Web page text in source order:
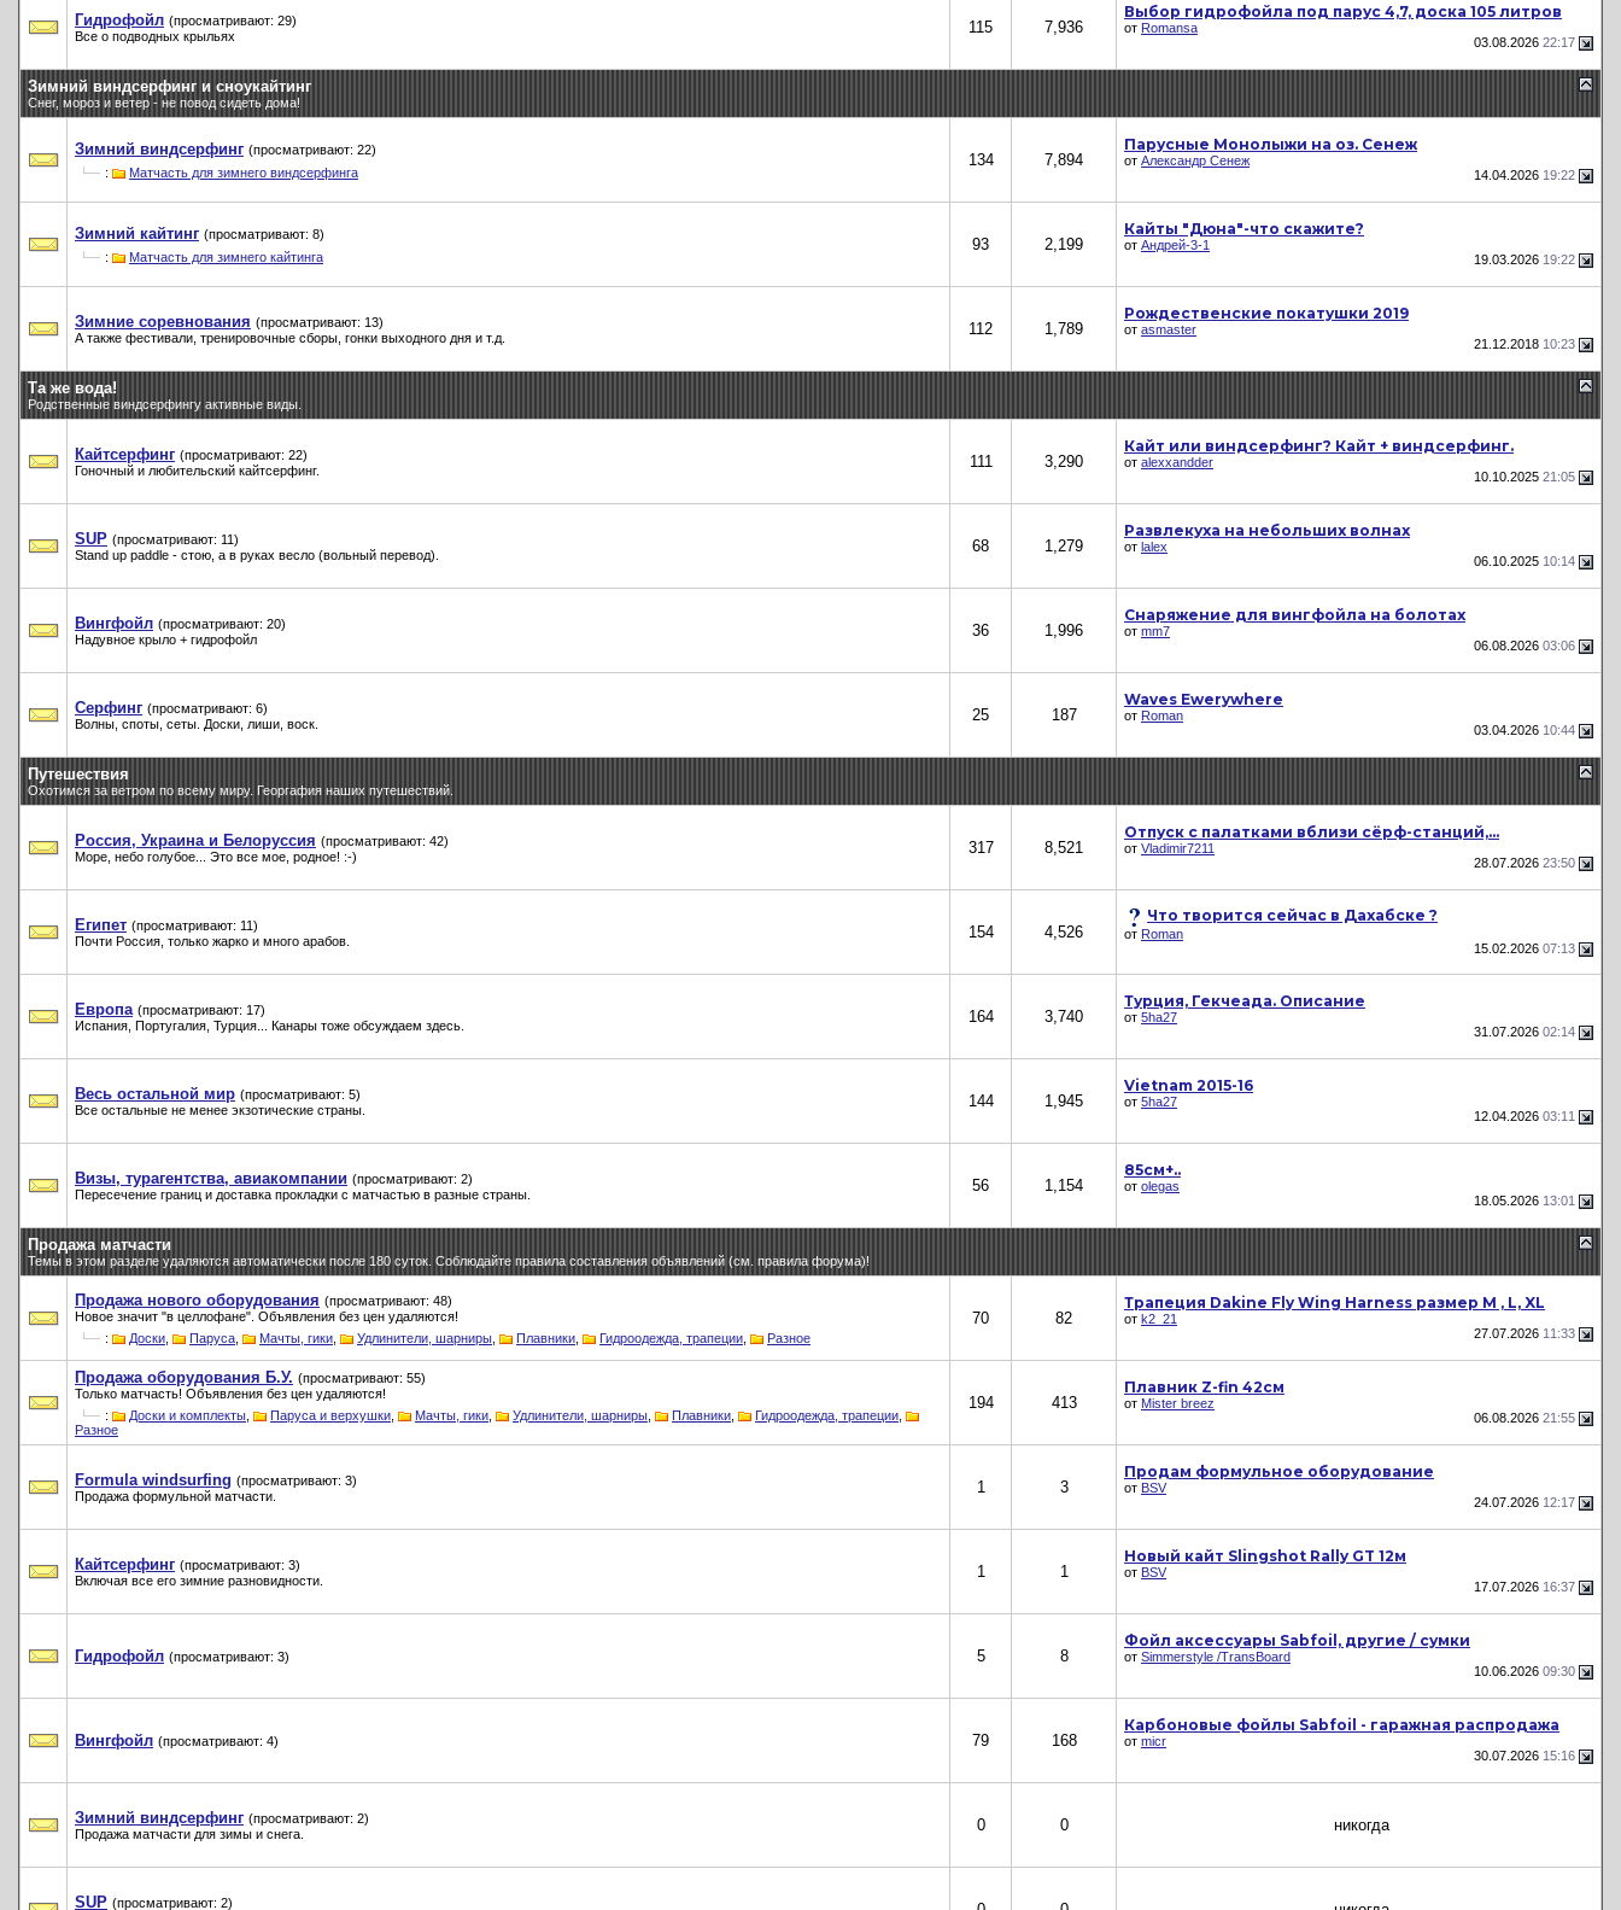
Гидрофойл (просматривают: 29)
Все о подводных крыльях
115 7,936
Выбор гидрофойла под парус 4,7, доска 105 литров
от Romansa
03.08.2026 22:17
Зимний виндсерфинг и сноукайтинг
Снег, мороз и ветер - не повод сидеть дома!
Зимний виндсерфинг (просматривают: 22)
:
Матчасть для зимнего виндсерфинга
134 7,894
Парусные Монолыжи на оз. Сенеж
от Александр Сенеж
14.04.2026 19:22
Зимний кайтинг (просматривают: 8)
:
Матчасть для зимнего кайтинга
93 2,199
Кайты "Дюна"-что скажите?
от Андрей-3-1
19.03.2026 19:22
Зимние соревнования (просматривают: 13)
А также фестивали, тренировочные сборы, гонки выходного дня и т.д.
112 1,789
Рождественские покатушки 2019
от asmaster
21.12.2018 10:23
Та же вода!
Родственные виндсерфингу активные виды.
Кайтсерфинг (просматривают: 22)
Гоночный и любительский кайтсерфинг.
111 3,290
Кайт или виндсерфинг? Кайт + виндсерфинг.
от alexxandder
10.10.2025 21:05
SUP (просматривают: 11)
Stand up paddle - стою, а в руках весло (вольный перевод).
68 1,279
Развлекуха на небольших волнах
от lalex
06.10.2025 10:14
Вингфойл (просматривают: 20)
Надувное крыло + гидрофойл
36 1,996
Снаряжение для вингфойла на болотах
от mm7
06.08.2026 03:06
Серфинг (просматривают: 6)
Волны, споты, сеты. Доски, лиши, воск.
25 187
Waves Ewerywhere
от Roman
03.04.2026 10:44
Путешествия
Охотимся за ветром по всему миру. Георгафия наших путешествий.
Россия, Украина и Белоруссия (просматривают: 42)
Море, небо голубое... Это все мое, родное! :-)
317 8,521
Отпуск с палатками вблизи сёрф-станций,...
от Vladimir7211
28.07.2026 23:50
Египет (просматривают: 11)
Почти Россия, только жарко и много арабов.
154 4,526
Что творится сейчас в Дахабске ?
от Roman
15.02.2026 07:13
Европа (просматривают: 17)
Испания, Португалия, Турция... Канары тоже обсуждаем здесь.
164 3,740
Турция, Гекчеада. Описание
от 5ha27
31.07.2026 02:14
Весь остальной мир (просматривают: 5)
Все остальные не менее экзотические страны.
144 1,945
Vietnam 2015-16
от 5ha27
12.04.2026 03:11
Визы, турагентства, авиакомпании (просматривают: 2)
Пересечение границ и доставка прокладки с матчастью в разные страны.
56 1,154
85см+..
от olegas
18.05.2026 13:01
Продажа матчасти
Темы в этом разделе удаляются автоматически после 180 суток. Соблюдайте правила составления объявлений (см. правила форума)!
Продажа нового оборудования (просматривают: 48)
Новое значит "в целлофане". Объявления без цен удаляются!
:
Доски Паруса Мачты, гики Удлинители, шарниры Плавники Гидроодежда, трапеции Разное
70 82
Трапеция Dakine Fly Wing Harness размер M , L, XL
от k2_21
27.07.2026 11:33
Продажа оборудования Б.У. (просматривают: 55)
Только матчасть! Объявления без цен удаляются!
:
Доски и комплекты Паруса и верхушки Мачты, гики Удлинители, шарниры Плавники Гидроодежда, трапеции
Разное
194 413
Плавник Z-fin 42см
от Mister breez
06.08.2026 21:55
Formula windsurfing (просматривают: 3)
Продажа формульной матчасти.
1 3
Продам формульное оборудование
от BSV
24.07.2026 12:17
Кайтсерфинг (просматривают: 3)
Включая все его зимние разновидности.
1 1
Новый кайт Slingshot Rally GT 12м
от BSV
17.07.2026 16:37
Гидрофойл (просматривают: 3) 5 8
Фойл аксессуары Sabfoil, другие / сумки
от Simmerstyle /TransBoard
10.06.2026 09:30
Вингфойл (просматривают: 4) 79 168
Карбоновые фойлы Sabfoil - гаражная распродажа
от micr
30.07.2026 15:16
Зимний виндсерфинг (просматривают: 2)
Продажа матчасти для зимы и снега.
0 0 никогда
SUP (просматривают: 2)